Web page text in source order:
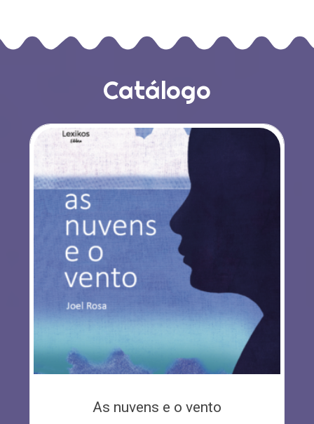
Catálogo
As nuvens e o vento